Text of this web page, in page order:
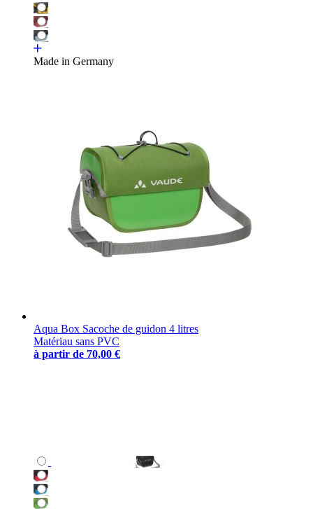
Made in Germany
Aqua Box Sacoche de guidon 4 litres
Matériau sans PVC
à partir de 70,00 €